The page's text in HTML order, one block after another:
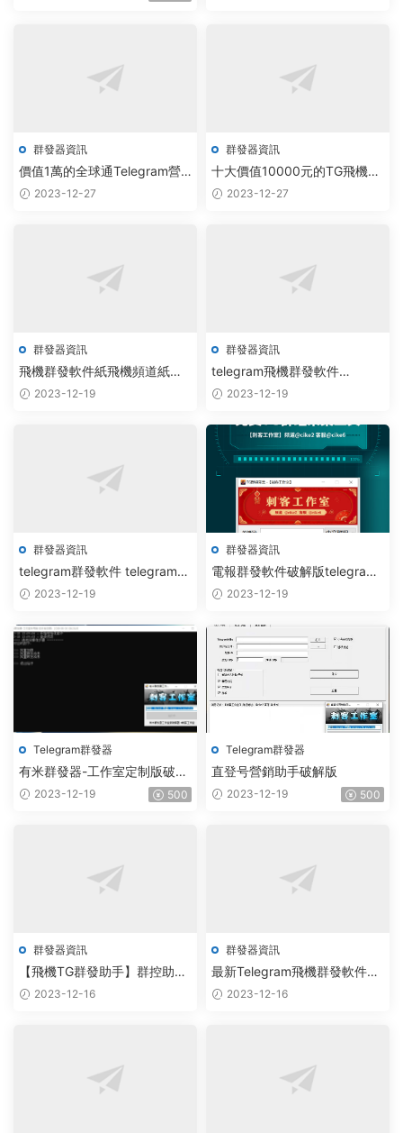
群發器資訊
價值1萬的全球通Telegram營
銷群發系統
2023-12-27
群發器資訊
十大價值10000元的TG飛機群
發器軟件
2023-12-27
群發器資訊
飛機群發軟件紙飛機頻道紙飛
機頻道導航飛機引流軟件
2023-12-19
群發器資訊
telegram飛機群發軟件
telegram群發軟件tg拉人軟件
2023-12-19
群發器資訊
telegram群發軟件 telegram
群發腳本 telegram群發機器人
2023-12-19
群發器資訊
電報群發軟件破解版telegram
飛機群發軟件
2023-12-19
Telegram群發器
有米群發器-工作室定制版破解
版 2023-12-19 500
Telegram群發器
直登号營銷助手破解版
2023-12-19 500
群發器資訊
【飛機TG群發助手】群控助
手、注冊賬号、加群、轉發、
2023-12-16
群發器資訊
最新Telegram飛機群發軟件，
外面收費5000，永久版腳本
2023-12-16